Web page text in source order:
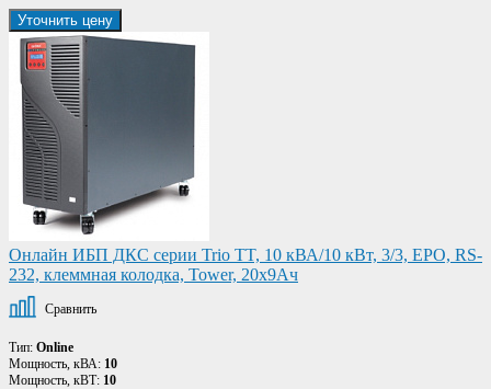
Уточнить цену
Онлайн ИБП ДКС серии Trio TT, 10 кВА/10 кВт, 3/3, EPO, RS-
232, клеммная колодка, Tower, 20х9Ач
Сравнить
Тип: Online
Мощность, кВА: 10
Мощность, кВТ: 10